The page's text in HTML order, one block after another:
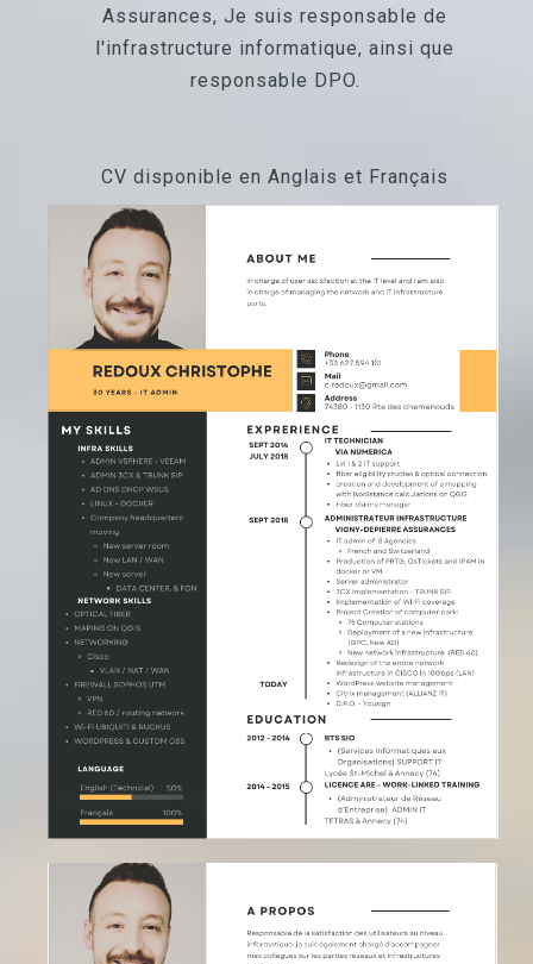
Assurances, Je suis responsable de
l'infrastructure informatique, ainsi que
responsable DPO.
CV disponible en Anglais et Français